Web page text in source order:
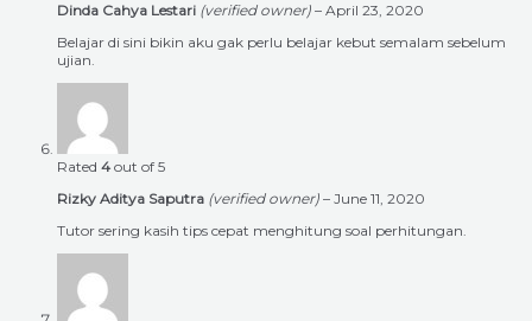
Dinda Cahya Lestari (verified owner) – April 23, 2020
Belajar di sini bikin aku gak perlu belajar kebut semalam sebelum
ujian.
Rated 4 out of 5
Rizky Aditya Saputra (verified owner) – June 11, 2020
Tutor sering kasih tips cepat menghitung soal perhitungan.